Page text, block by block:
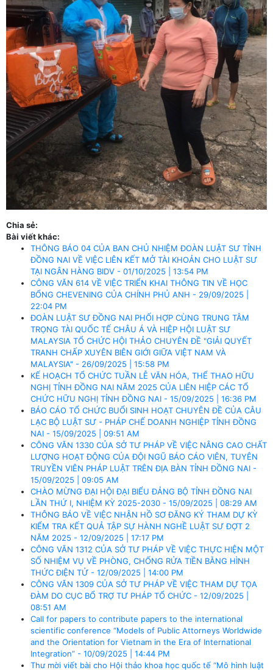
Chia sẻ:
Bài viết khác:
THÔNG BÁO 04 CỦA BAN CHỦ NHIỆM ĐOÀN LUẬT SƯ TỈNH
ĐỒNG NAI VỀ VIỆC LIÊN KẾT MỞ TÀI KHOẢN CHO LUẬT SƯ
TẠI NGÂN HÀNG BIDV - 01/10/2025 | 13:54 PM
CÔNG VĂN 614 VỀ VIỆC TRIỂN KHAI THÔNG TIN VỀ HỌC
BỔNG CHEVENING CỦA CHÍNH PHỦ ANH - 29/09/2025 |
22:04 PM
ĐOÀN LUẬT SƯ ĐỒNG NAI PHỐI HỢP CÙNG TRUNG TÂM
TRỌNG TÀI QUỐC TẾ CHÂU Á VÀ HIỆP HỘI LUẬT SƯ
MALAYSIA TỔ CHỨC HỘI THẢO CHUYÊN ĐỀ "GIẢI QUYẾT
TRANH CHẤP XUYÊN BIÊN GIỚI GIỮA VIỆT NAM VÀ
MALAYSIA" - 26/09/2025 | 15:58 PM
KẾ HOẠCH TỔ CHỨC TUẦN LỄ VĂN HÓA, THỂ THAO HỮU
NGHỊ TỈNH ĐỒNG NAI NĂM 2025 CỦA LIÊN HIỆP CÁC TỔ
CHỨC HỮU NGHỊ TỈNH ĐỒNG NAI - 15/09/2025 | 16:36 PM
BÁO CÁO TỔ CHỨC BUỔI SINH HOẠT CHUYÊN ĐỀ CỦA CÂU
LẠC BỘ LUẬT SƯ - PHÁP CHẾ DOANH NGHIỆP TỈNH ĐỒNG
NAI - 15/09/2025 | 09:51 AM
CÔNG VĂN 1330 CỦA SỞ TƯ PHÁP VỀ VIỆC NÂNG CAO CHẤT
LƯỢNG HOẠT ĐỘNG CỦA ĐỘI NGŨ BÁO CÁO VIÊN, TUYÊN
TRUYỀN VIÊN PHÁP LUẬT TRÊN ĐỊA BÀN TỈNH ĐỒNG NAI -
15/09/2025 | 09:05 AM
CHÀO MỪNG ĐẠI HỘI ĐẠI BIỂU ĐẢNG BỘ TỈNH ĐỒNG NAI
LẦN THỨ I, NHIỆM KỲ 2025-2030 - 15/09/2025 | 08:29 AM
THÔNG BÁO VỀ VIỆC NHẬN HỒ SƠ ĐĂNG KÝ THAM DỰ KỲ
KIỂM TRA KẾT QUẢ TẬP SỰ HÀNH NGHỀ LUẬT SƯ ĐỢT 2
NĂM 2025 - 12/09/2025 | 17:17 PM
CÔNG VĂN 1312 CỦA SỞ TƯ PHÁP VỀ VIỆC THỰC HIỆN MỘT
SỐ NHIỆM VỤ VỀ PHÒNG, CHỐNG RỬA TIỀN BẰNG HÌNH
THỨC ĐIỆN TỬ - 12/09/2025 | 14:00 PM
CÔNG VĂN 1309 CỦA SỞ TƯ PHÁP VỀ VIỆC THAM DỰ TỌA
ĐÀM DO CỤC BỔ TRỢ TƯ PHÁP TỔ CHỨC - 12/09/2025 |
08:51 AM
Call for papers to contribute papers to the international
scientific conference “Models of Public Attorneys Worldwide
and the Orientation for Vietnam in the Era of International
Integration” - 10/09/2025 | 14:44 PM
Thư mời viết bài cho Hội thảo khoa học quốc tế “Mô hình luật